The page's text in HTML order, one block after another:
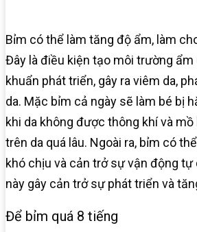
Bỉm có thể làm tăng độ ẩm, làm
Đây là điều kiện tạo môi trường
khuẩn phát triển, gây ra viêm da,
da. Mặc bỉm cả ngày sẽ làm bé bị
khi da không được thông khí và
trên da quá lâu. Ngoài ra, bỉm có
khó chịu và cản trở sự vận động
này gây cản trở sự phát triển và
Để bỉm quá 8 tiếng